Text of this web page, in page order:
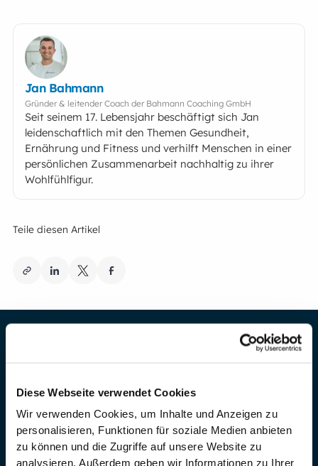
Diese Webseite verwendet Cookies
Wir verwenden Cookies, um Inhalte und Anzeigen zu
personalisieren, Funktionen für soziale Medien anbieten
zu können und die Zugriffe auf unsere Website zu
analysieren. Außerdem geben wir Informationen zu Ihrer
Jan Bahmann
Gründer & leitender Coach der Bahmann Coaching GmbH
Seit seinem 17. Lebensjahr beschäftigt sich Jan
leidenschaftlich mit den Themen Gesundheit,
Ernährung und Fitness und verhilft Menschen in einer
persönlichen Zusammenarbeit nachhaltig zu ihrer
Wohlfühlfigur.
Teile diesen Artikel
Kundenerfolge
Erfahrungen
Wie sieht eine Zusammenarbeit aus?